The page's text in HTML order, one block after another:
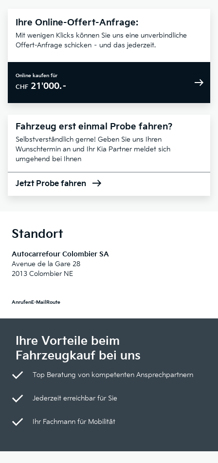
Ihre Online-Offert-Anfrage:
Mit wenigen Klicks können Sie uns eine unverbindliche
Offert-Anfrage schicken – und das jederzeit.
Online kaufen für
CHF 21'000.–
Fahrzeug erst einmal Probe fahren?
Selbstverständlich gerne! Geben Sie uns Ihren
Wunschtermin an und Ihr Kia Partner meldet sich
umgehend bei Ihnen
Jetzt Probe fahren
Standort
Autocarrefour Colombier SA
Avenue de la Gare 28
2013 Colombier NE
AnrufenE-Mail Route
Ihre Vorteile beim
Fahrzeugkauf bei uns
Top Beratung von kompetenten Ansprechpartnern
Jederzeit erreichbar für Sie
Ihr Fachmann für Mobilität